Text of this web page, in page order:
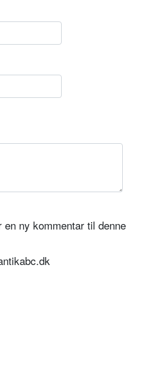
ny kommentar til denne